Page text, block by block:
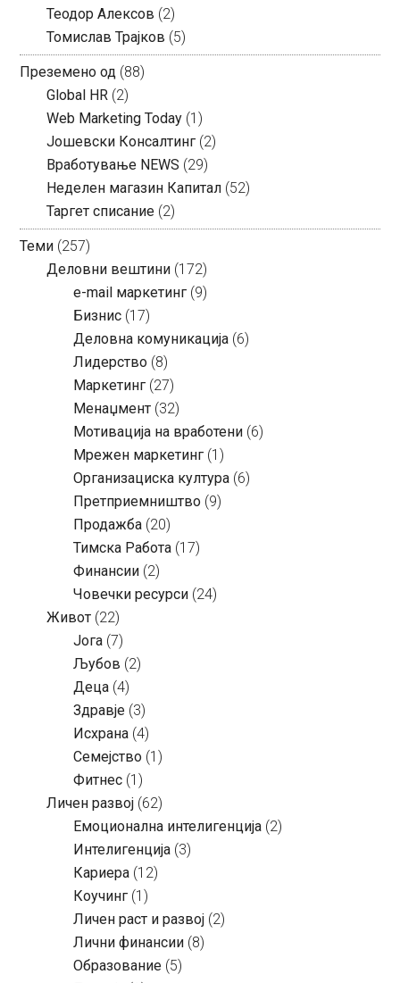
Теодор Алексов (2)
Томислав Трајков (5)
Преземено од (88)
Global HR (2)
Web Marketing Today (1)
Јошевски Консалтинг (2)
Вработување NEWS (29)
Неделен магазин Капитал (52)
Таргет списание (2)
Теми (257)
Деловни вештини (172)
e-mail маркетинг (9)
Бизнис (17)
Деловна комуникација (6)
Лидерство (8)
Маркетинг (27)
Менаџмент (32)
Мотивација на вработени (6)
Мрежен маркетинг (1)
Организациска култура (6)
Претприемништво (9)
Продажба (20)
Тимска Работа (17)
Финансии (2)
Човечки ресурси (24)
Живот (22)
Јога (7)
Љубов (2)
Деца (4)
Здравје (3)
Исхрана (4)
Семејство (1)
Фитнес (1)
Личен развој (62)
Емоционална интелигенција (2)
Интелигенција (3)
Кариера (12)
Коучинг (1)
Личен раст и развој (2)
Лични финансии (8)
Образование (5)